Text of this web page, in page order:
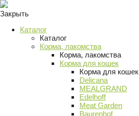
Закрыть
Каталог
Каталог
Корма, лакомства
Корма, лакомства
Корма для кошек
Корма для кошек
Delicana
MEALGRAND
Edelhoff
Meat Garden
Baurenhof